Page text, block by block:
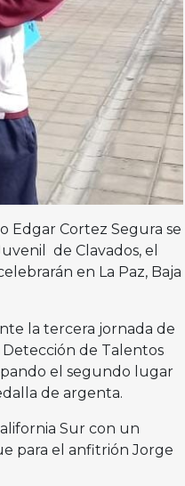
Edgar Cortez Segura se
de Clavados, el
en La Paz, Baja
la tercera jornada de
de Talentos
el segundo lugar
de argenta.
Sur con un
para el anfitrión Jorge